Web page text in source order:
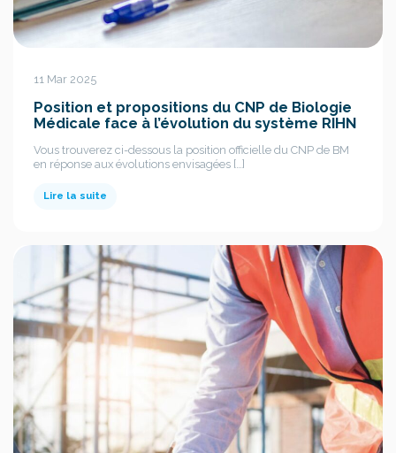
11 Mar 2025
Position et propositions du CNP de Biologie
Médicale face à l’évolution du système RIHN
Vous trouverez ci-dessous la position officielle du CNP de BM
en réponse aux évolutions envisagées […]
Lire la suite